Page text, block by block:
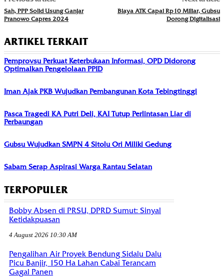
Sah, PPP Solid Usung Ganjar
Pranowo Capres 2024
Biaya ATK Capai Rp10 Miliar, Gubsu
Dorong Digitalisasi
ARTIKEL TERKAIT
Pemprovsu Perkuat Keterbukaan Informasi, OPD Didorong
Optimalkan Pengelolaan PPID
Iman Ajak PKB Wujudkan Pembangunan Kota Tebingtinggi
Pasca Tragedi KA Putri Deli, KAI Tutup Perlintasan Liar di
Perbaungan
Gubsu Wujudkan SMPN 4 Sitolu Ori Miliki Gedung
Sabam Serap Aspirasi Warga Rantau Selatan
TERPOPULER
Bobby Absen di PRSU, DPRD Sumut: Sinyal
Ketidakpuasan
4 August 2026 10:30 AM
Pengalihan Air Proyek Bendung Sidalu Dalu
Picu Banjir, 150 Ha Lahan Cabai Terancam
Gagal Panen